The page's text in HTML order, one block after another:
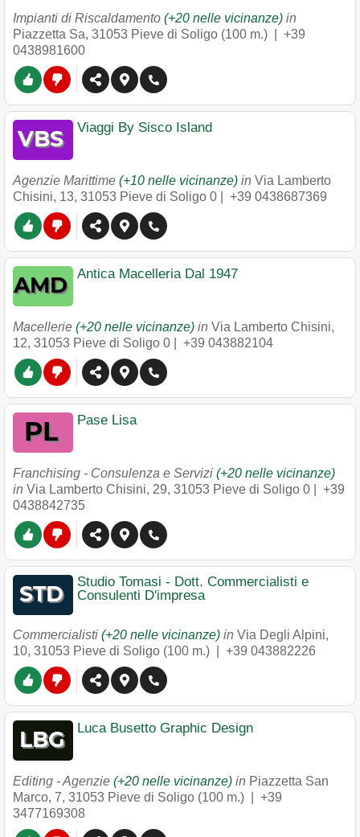
Impianti di Riscaldamento (+20 nelle vicinanze) in
Piazzetta Sa, 31053 Pieve di Soligo (100 m.) | +39
0438981600
Viaggi By Sisco Island
Agenzie Marittime (+10 nelle vicinanze) in Via Lamberto
Chisini, 13, 31053 Pieve di Soligo 0 | +39 0438687369
Antica Macelleria Dal 1947
Macellerie (+20 nelle vicinanze) in Via Lamberto Chisini,
12, 31053 Pieve di Soligo 0 | +39 043882104
Pase Lisa
Franchising - Consulenza e Servizi (+20 nelle vicinanze)
in Via Lamberto Chisini, 29, 31053 Pieve di Soligo 0 | +39
0438842735
Studio Tomasi - Dott. Commercialisti e
Consulenti D'impresa
Commercialisti (+20 nelle vicinanze) in Via Degli Alpini,
10, 31053 Pieve di Soligo (100 m.) | +39 043882226
Luca Busetto Graphic Design
Editing - Agenzie (+20 nelle vicinanze) in Piazzetta San
Marco, 7, 31053 Pieve di Soligo (100 m.) | +39
3477169308